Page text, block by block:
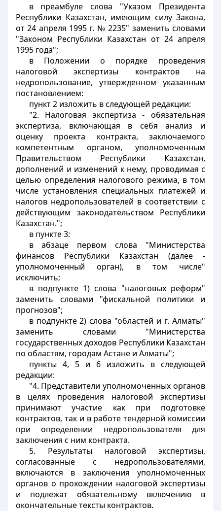
в преамбуле слова "Указом Президента
Республики Казахстан, имеющим силу Закона,
от 24 апреля 1995 г. № 2235" заменить словами
"Законом Республики Казахстан от 24 апреля
1995 года";
в Положении о порядке проведения
налоговой экспертизы контрактов на
недропользование, утвержденном указанным
постановлением:
пункт 2 изложить в следующей редакции:
"2. Налоговая экспертиза - обязательная
экспертиза, включающая в себя анализ и
оценку проекта контракта, заключаемого
компетентным органом, уполномоченным
Правительством Республики Казахстан,
дополнений и изменений к нему, проводимая с
целью определения налогового режима, в том
числе установления специальных платежей и
налогов недропользователей в соответствии с
действующим законодательством Республики
Казахстан.";
в пункте 3:
в абзаце первом слова "Министерства
финансов Республики Казахстан (далее -
уполномоченный орган), в том числе"
исключить;
в подпункте 1) слова "налоговых реформ"
заменить словами "фискальной политики и
прогнозов";
в подпункте 2) слова "областей и г. Алматы"
заменить словами "Министерства
государственных доходов Республики Казахстан
по областям, городам Астане и Алматы";
пункты 4, 5 и 6 изложить в следующей
редакции:
"4. Представители уполномоченных органов
в целях проведения налоговой экспертизы
принимают участие как при подготовке
контрактов, так и в работе тендерной комиссии
при определении недропользователя для
заключения с ним контракта.
5. Результаты налоговой экспертизы,
согласованные с недропользователями,
включаются в заключения уполномоченных
органов о прохождении налоговой экспертизы
и подлежат обязательному включению в
окончательные тексты контрактов.